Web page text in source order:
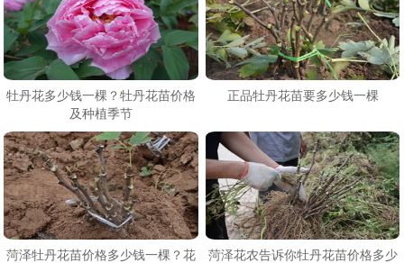
牡丹花多少钱一棵？牡丹花苗价格
及种植季节
正品牡丹花苗要多少钱一棵
菏泽牡丹花苗价格多少钱一棵？花
菏泽花农告诉你牡丹花苗价格多少